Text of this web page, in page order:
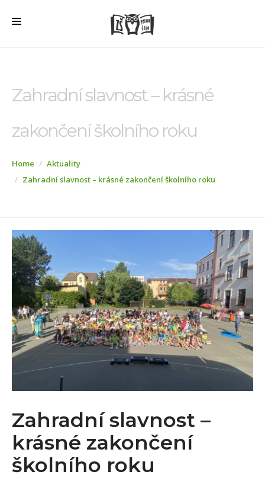
ŠD + ŠK
ÚŘEDNÍ DESKA
FOTOGALERIE
KONTAKTY
Zahradní slavnost – krásné
zakončení školního roku
Home
Aktuality
Zahradní slavnost – krásné zakončení školního roku
Zahradní slavnost –
krásné zakončení
školního roku